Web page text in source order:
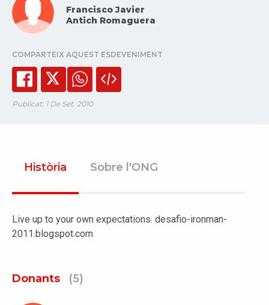
Francisco Javier
Antich Romaguera
COMPARTEIX AQUEST ESDEVENIMENT
Publicat: 1 De Set. 2010
Història Sobre l'ONG
Live up to your own expectations. desafio-ironman-
2011.blogspot.com
Donants (5)